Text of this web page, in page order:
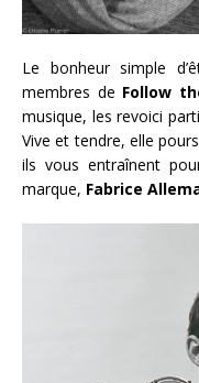
Le bonheur simple
membres de Follow
musique, les revoici
Vive et tendre, elle
ils vous entraînent
marque, Fabrice